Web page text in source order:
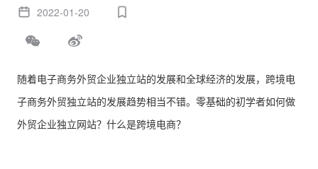
2022-01-20
随着电子商务外贸企业独立站的发展和全球经济的发展，跨境电
子商务外贸独立站的发展趋势相当不错。零基础的初学者如何做
外贸企业独立网站？什么是跨境电商？